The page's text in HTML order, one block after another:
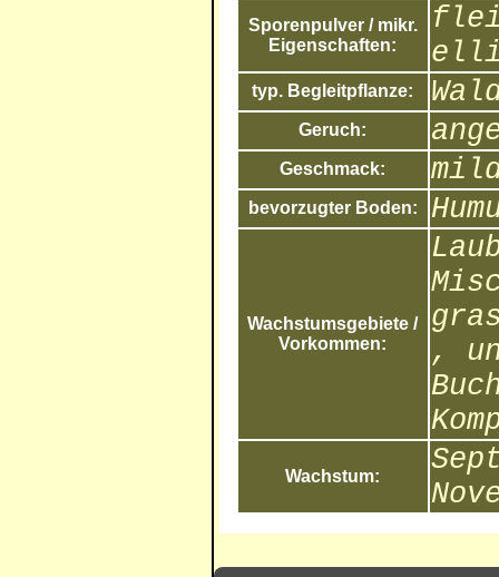
Sporenpulver / mikr.
Eigenschaften:
typ. Begleitpflanze:
Geruch:
Geschmack:
bevorzugter Boden:
Wachstumsgebiete /
Vorkommen:
,
Wachstum: